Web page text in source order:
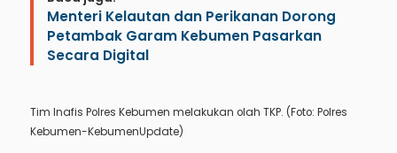
Menteri Kelautan dan Perikanan Dorong
Petambak Garam Kebumen Pasarkan
Secara Digital
Tim Inafis Polres Kebumen melakukan olah TKP. (Foto: Polres
Kebumen-KebumenUpdate)